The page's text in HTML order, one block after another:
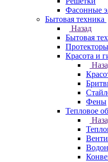
Фасонные
Бытовая техника
Назад
Бытовая
Красота и
Фены
Тепловое